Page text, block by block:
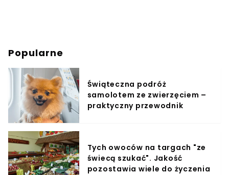
Popularne
Świąteczna podróż
samolotem ze zwierzęciem –
praktyczny przewodnik
Tych owoców na targach "ze
świecą szukać". Jakość
pozostawia wiele do życzenia